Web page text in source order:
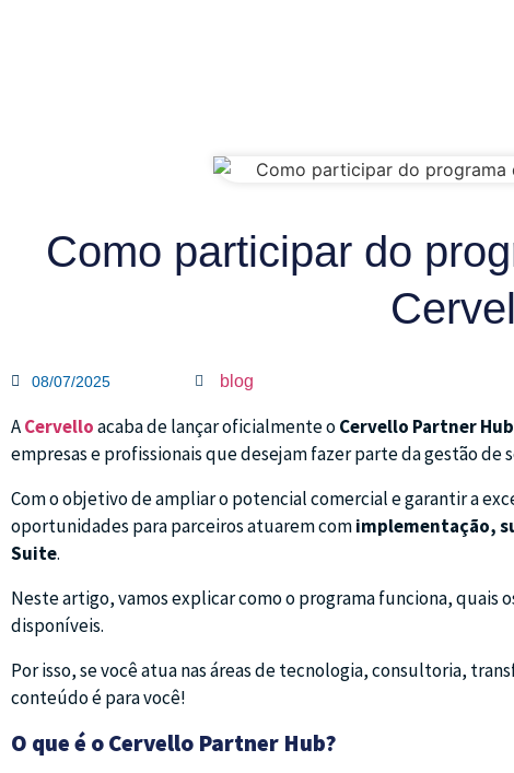
Como participar do
08/07/2025 blog
ACervelloacaba de lançar oficialmente oCervello Partner Hub
empresas e profissionais que desejam fazer parte da gestão de
Com o objetivo de ampliar o potencial comercial e garantir a
oportunidades para parceiros atuarem comimplementação,
Suite.
Neste artigo, vamos explicar como o programa funciona, quais
disponíveis.
Por isso, se você atua nas áreas de tecnologia, consultoria,
conteúdo é para você!
O que é o Cervello Partner Hub?